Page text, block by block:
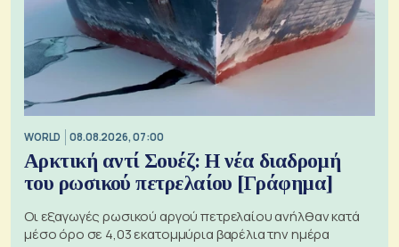
WORLD 08.08.2026, 07:00
Αρκτική αντί Σουέζ: Η νέα διαδρομή
του ρωσικού πετρελαίου [Γράφημα]
Οι εξαγωγές ρωσικού αργού πετρελαίου ανήλθαν κατά
μέσο όρο σε 4,03 εκατομμύρια βαρέλια την ημέρα